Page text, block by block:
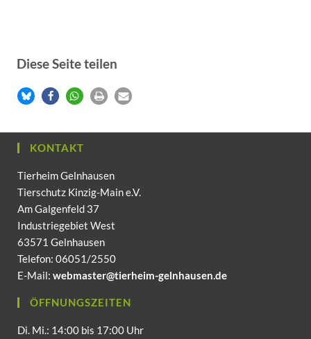
Diese Seite teilen
KONTAKT
Tierheim Gelnhausen
Tierschutz Kinzig-Main e.V.
Am Galgenfeld 37
Industriegebiet West
63571 Gelnhausen
Telefon: 06051/2550
E-Mail: webmaster@tierheim-gelnhausen.de
ÖFFNUNGSZEITEN
Di. Mi.: 14:00 bis 17:00 Uhr